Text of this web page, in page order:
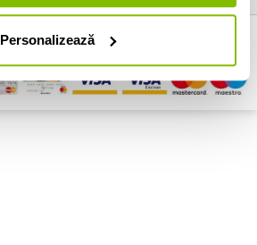
Personalizează
© ZEEDO (2007-2026)